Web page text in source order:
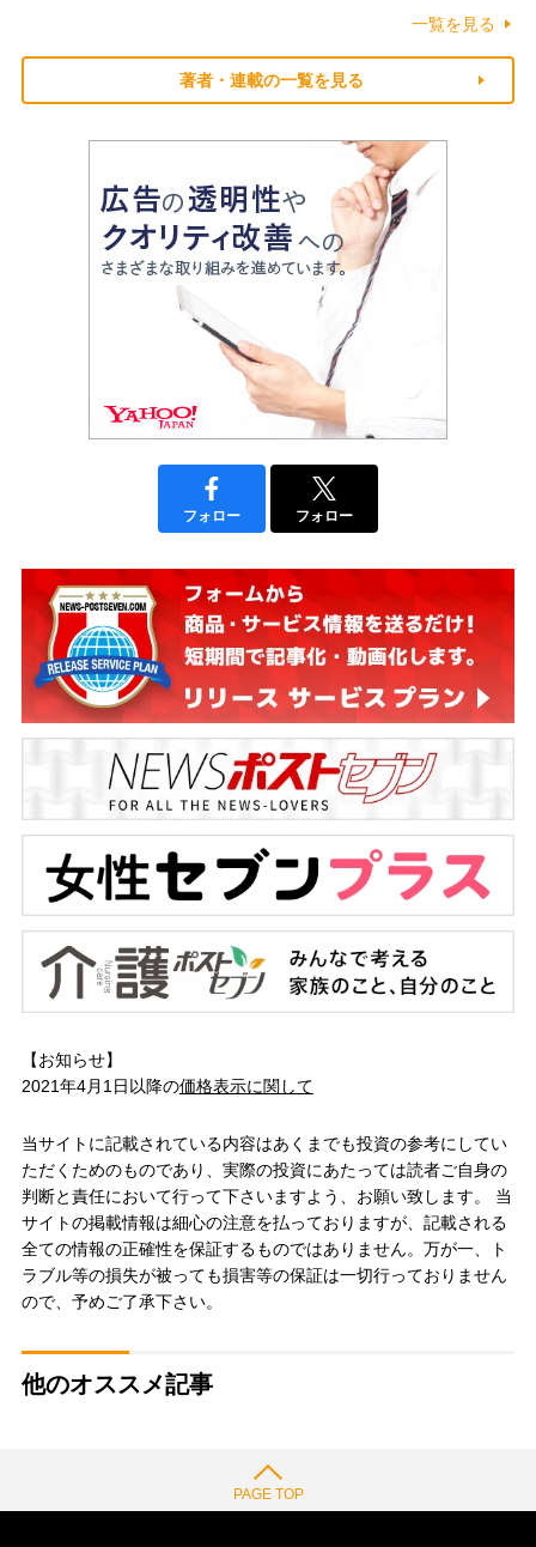
一覧を見る
著者・連載の一覧を見る
フォロー フォロー
【お知らせ】
2021年4月1日以降の価格表示に関して
当サイトに記載されている内容はあくまでも投資の参考にしてい
ただくためのものであり、実際の投資にあたっては読者ご自身の
判断と責任において行って下さいますよう、お願い致します。 当
サイトの掲載情報は細心の注意を払っておりますが、記載される
全ての情報の正確性を保証するものではありません。万が一、ト
ラブル等の損失が被っても損害等の保証は一切行っておりません
ので、予めご了承下さい。
他のオススメ記事
PAGE TOP